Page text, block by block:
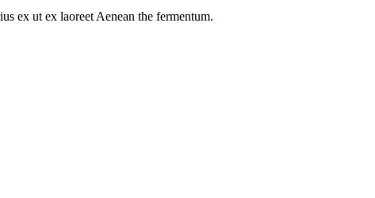
ex ut ex laoreet Aenean the fermentum.